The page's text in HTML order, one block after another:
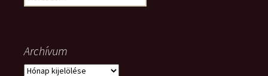
Archívum
Archívum